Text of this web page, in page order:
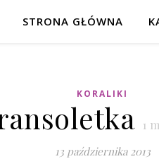
STRONA GŁÓWNA
KORALIKI
1
13 października 2013